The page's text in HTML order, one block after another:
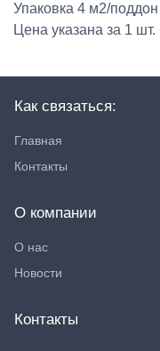
Упаковка 4 м2/
Цена указана за 1 шт.
Как связаться:
Главная
Контакты
О компании
О нас
Новости
Контакты